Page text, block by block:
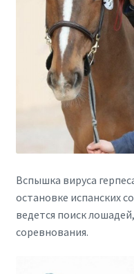
Вспышка вируса
остановке испанских
ведется поиск
соревнования.